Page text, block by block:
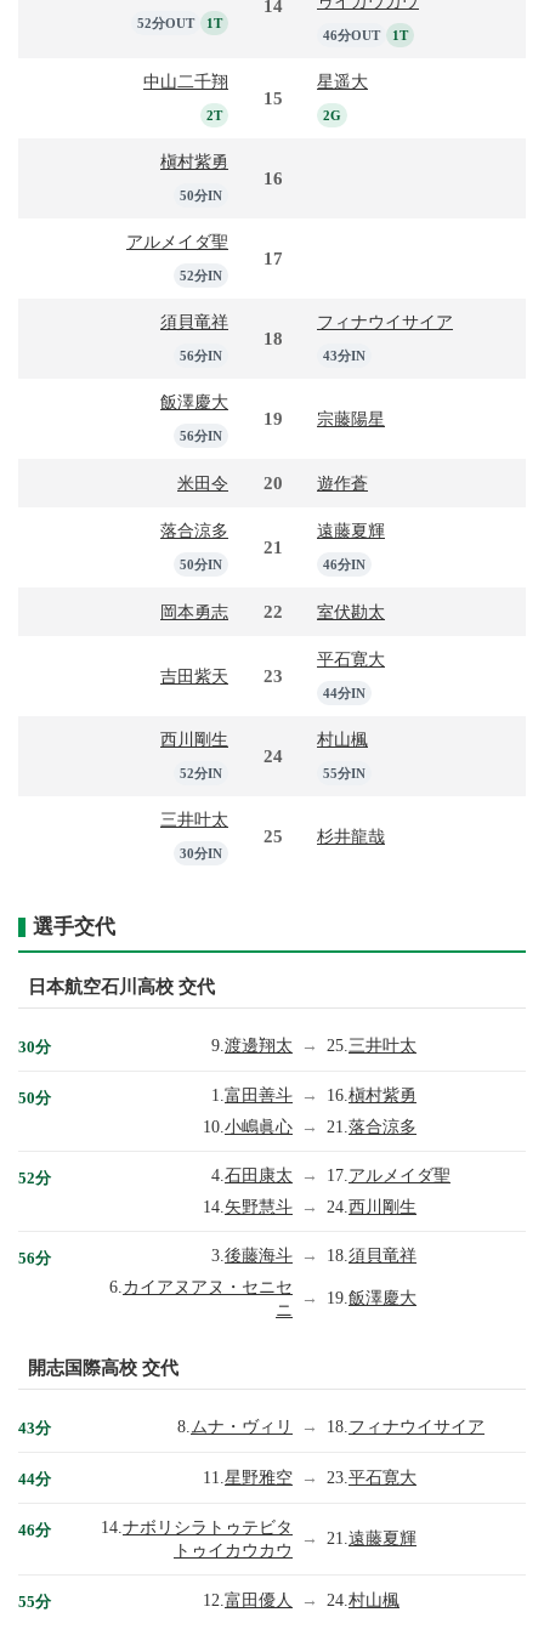
52分OUT 1T
14
46分OUT 1T
中山二千翔
2T
15
星遥大
2G
槇村紫勇
50分IN
16
アルメイダ聖
52分IN
17
須貝竜祥
56分IN
18
フィナウイサイア
43分IN
飯澤慶大
56分IN
19 宗藤陽星
米田令 20 遊作蒼
落合涼多
50分IN
21
遠藤夏輝
46分IN
岡本勇志 22 室伏勘太
吉田紫天 23
平石寛大
44分IN
西川剛生
52分IN
24
村山楓
55分IN
三井叶太
30分IN
25 杉井龍哉
選手交代
日本航空石川高校 交代
30分 9. 渡邊翔太 → 25. 三井叶太
50分 1. 富田善斗 → 16. 槇村紫勇
10. 小嶋眞心 → 21. 落合涼多
52分 4. 石田康太 → 17. アルメイダ聖
14. 矢野慧斗 → 24. 西川剛生
56分 3. 後藤海斗 → 18. 須貝竜祥
6. カイアヌアヌ・セニセ
ニ
→ 19.飯澤慶大
開志国際高校 交代
43分 8. ムナ・ヴィリ → 18. フィナウイサイア
44分 11. 星野雅空 → 23. 平石寛大
46分 14. ナボリシラトゥテビタ
トゥイカウカウ
→ 21.遠藤夏輝
55分 12. 富田優人 → 24. 村山楓